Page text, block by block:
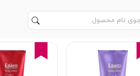
15%
15%